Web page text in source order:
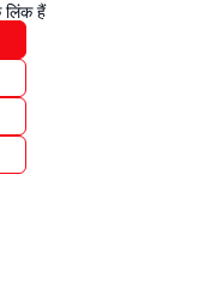
लिंक हैं